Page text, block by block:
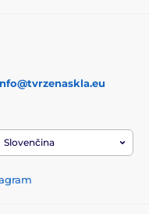
Slovenčina